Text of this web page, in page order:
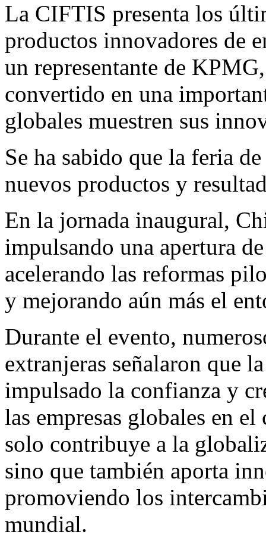
La CIFTIS presenta los
productos innovadores de
un representante de
convertido en una
globales muestren sus
Se ha sabido que la feria
nuevos productos y
En la jornada inaugural,
impulsando una apertura
acelerando las reformas
y mejorando aún más el
Durante el evento,
extranjeras señalaron que
impulsado la confianza y
las empresas globales en
solo contribuye a la
sino que también aporta
promoviendo los
mundial.